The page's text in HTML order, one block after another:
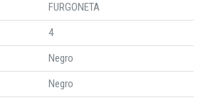
FURGONETA
4
Negro
Negro